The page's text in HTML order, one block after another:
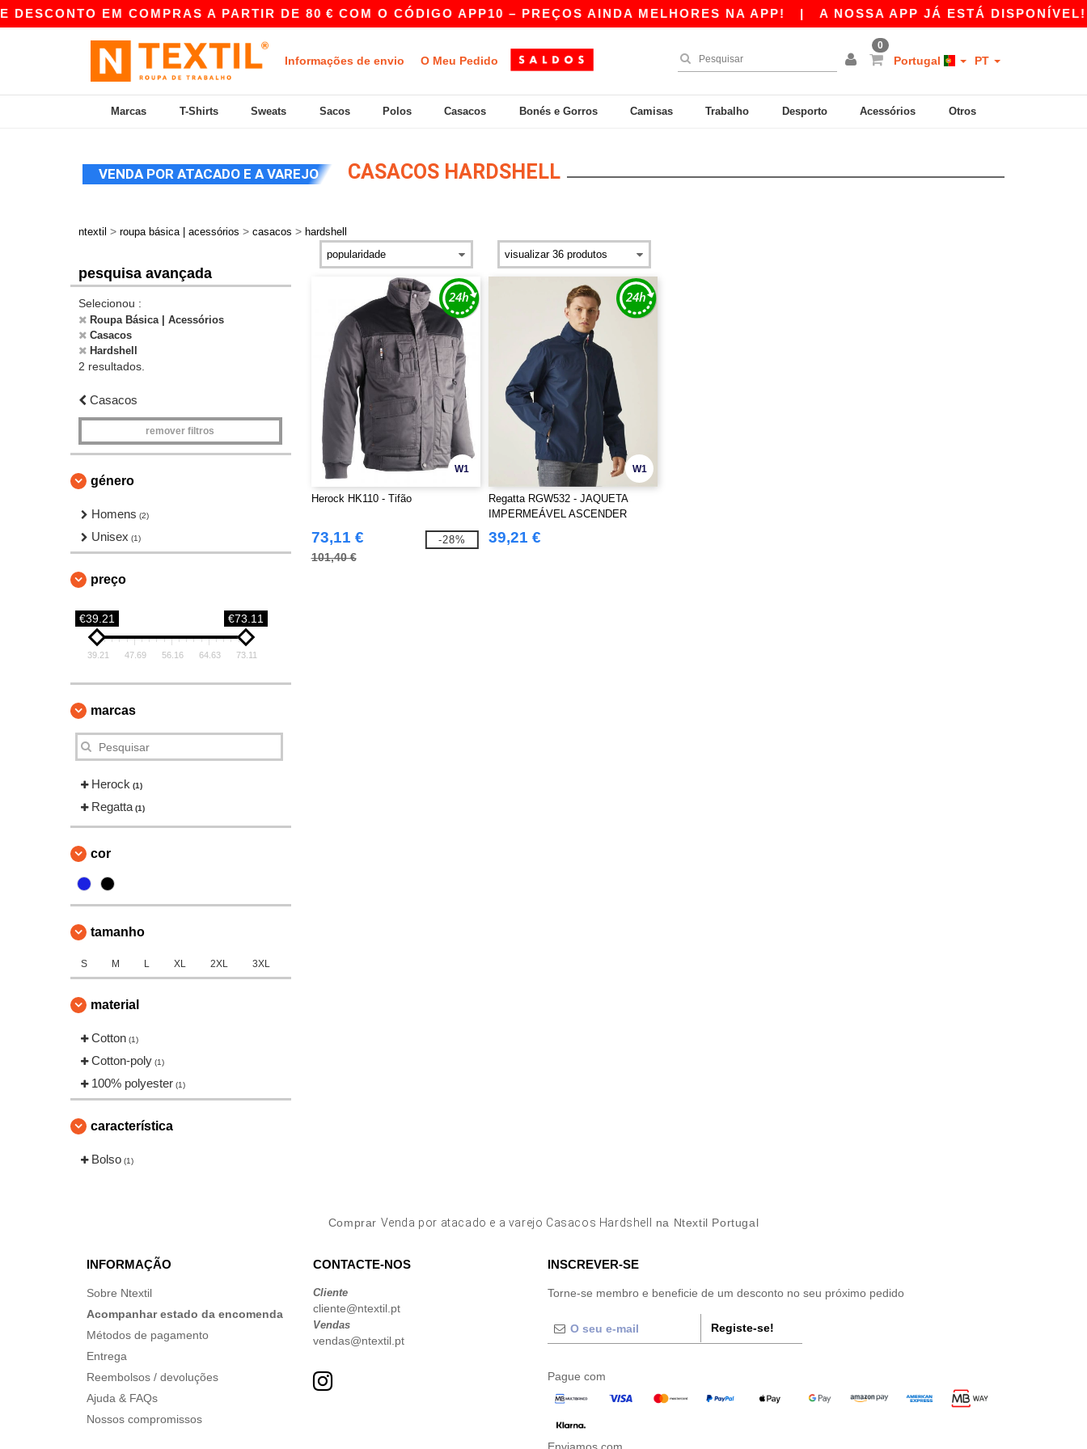
EM COMPRAS A PARTIR DE 80 € COM O CÓDIGO APP10 – PREÇOS AINDA MELHORES NA APP!| A NOSSA APP JÁ ESTÁ DISPONÍVEL!
Informações de envio O Meu Pedido
0
Portugal PT
Marcas T-Shirts Sweats Sacos Polos Casacos Bonés e Gorros Camisas Trabalho Desporto Acessórios Otros
VENDA POR ATACADO E A VAREJO CASACOS HARDSHELL
ntextil > roupa básica | acessórios > casacos > hardshell
pesquisa avançada
Selecionou :
Roupa Básica | Acessórios
Casacos
Hardshell
2 resultados.
Casacos
remover filtros
género
Homens (2)
Unisex (1)
preço
€39.21 €73.11
39.21 47.69 56.16 64.63 73.11
marcas
Herock (1)
Regatta (1)
cor
tamanho
S M L XL 2XL 3XL
material
Cotton (1)
Cotton-poly (1)
100% polyester (1)
característica
Bolso (1)
W1
Herock HK110 - Tifão
73,11 €
101,40 €
-28%
W1
Regatta RGW532 - JAQUETA
IMPERMEÁVEL ASCENDER
39,21 €
Comprar Venda por atacado e a varejo Casacos Hardshell na Ntextil Portugal
INFORMAÇÃO
Sobre Ntextil
Acompanhar estado da encomenda
Métodos de pagamento
Entrega
Reembolsos / devoluções
Ajuda & FAQs
Nossos compromissos
CONTACTE-NOS
Cliente
cliente@ntextil.pt
Vendas
vendas@ntextil.pt
INSCREVER-SE
Torne-se membro e beneficie de um desconto no seu próximo pedido
Registe-se!
Pague com